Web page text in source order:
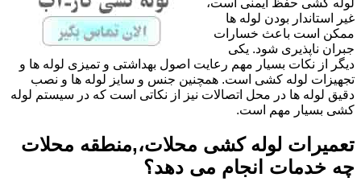
غیر استاندار بودن لوله ها
ممکن است باعث خسارات
جبران ناپذیری شود. یکی
دیگر از نکات بسیار مهم رعایت اصول بهداشتی و تمیزی لوله ها و
تجهیزات لوله کشی است. همچنین جنس و سایز لوله ها و نصب
دقیق لوله ها در محل اتصالات نیز از نکاتی است که در سیستم لوله
کشی بسیار مهم است.
تعمیرات لوله کشی محلات،,منطقه محلات
چه خدمات انجام می دهد؟